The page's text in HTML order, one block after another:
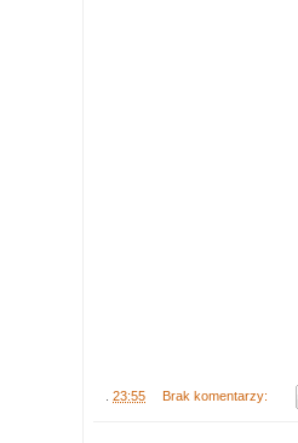
23:55 Brak komentarzy: